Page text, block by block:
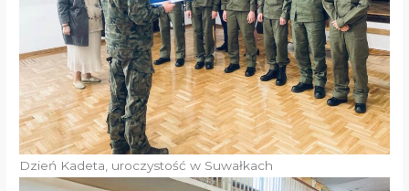
Dzień Kadeta, uroczystość w Suwałkach